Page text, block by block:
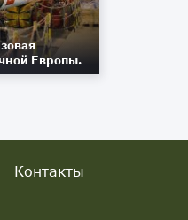
Европы.
Контакты